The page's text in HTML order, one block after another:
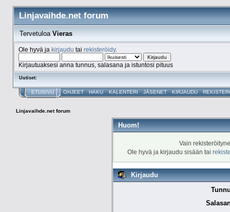
Linjavaihde.net forum
TervetuloaVieras
Ole hyvä ja kirjaudu tai rekisteröidy.
Kirjautuaksesi anna tunnus, salasana ja istuntosi pituus
Uutiset:
ETUSIVU OHJEET HAKU KALENTERI JÄSENET KIRJAUDU
Linjavaihde.net forum
Huom!
Vain
Ole hyvä ja kirjaudu sisään tai
Kirjaudu